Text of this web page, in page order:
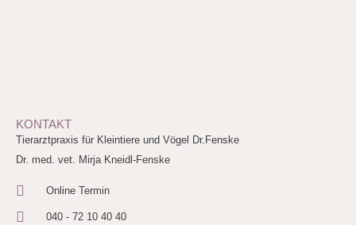
KONTAKT
Tierarztpraxis für Kleintiere und Vögel Dr.Fenske
Dr. med. vet. Mirja Kneidl-Fenske
Online Termin
040 - 72 10 40 40